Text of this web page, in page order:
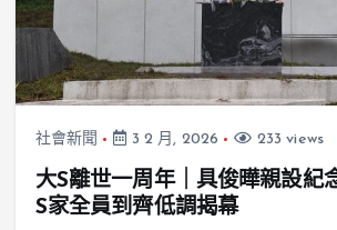
社會新聞 3 2 月, 2026 233 views
大S離世一周年｜具俊曄親設
S家全員到齊低調揭幕